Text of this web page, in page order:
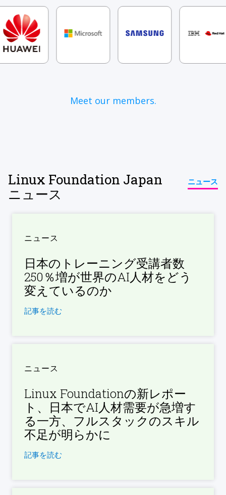
Meet our members.
Linux Foundation Japan
ニュース
ニュース
ニュース
日本のトレーニング受講者数
250％増が世界のAI人材をどう
変えているのか
記事を読む
ニュース
Linux Foundationの新レポー
ト、日本でAI人材需要が急増す
る一方、フルスタックのスキル
不足が明らかに
記事を読む